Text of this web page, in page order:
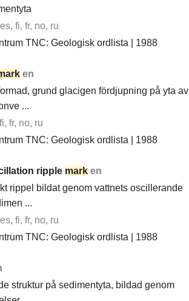
fi, fr, no, ru
TNC: Geologisk ordlista | 1988
en
grund glacigen fördjupning på yta av
...
fr, no, ru
TNC: Geologisk ordlista | 1988
ripple mark en
rippel bildat genom vattnets oscillerande
...
fi, fr, no, ru
TNC: Geologisk ordlista | 1988
struktur på sedimentyta, bildad genom